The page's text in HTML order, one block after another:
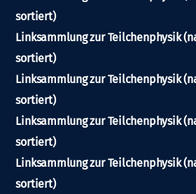
sortiert)
Linksammlung zur Teilchenphysik
sortiert)
Linksammlung zur Teilchenphysik
sortiert)
Linksammlung zur Teilchenphysik
sortiert)
Linksammlung zur Teilchenphysik
sortiert)